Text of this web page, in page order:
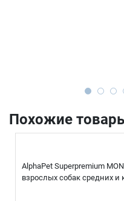
Похожие
AlphaPet Superpremium
взрослых собак средних